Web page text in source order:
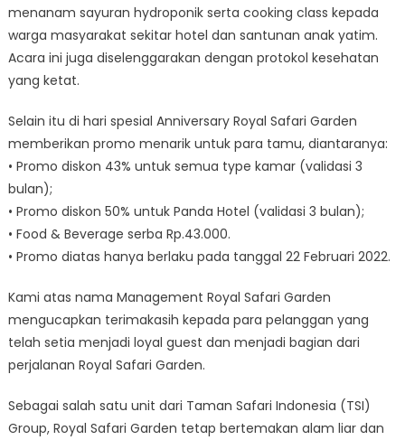
menanam sayuran hydroponik serta cooking class kepada
warga masyarakat sekitar hotel dan santunan anak yatim.
Acara ini juga diselenggarakan dengan protokol kesehatan
yang ketat.
Selain itu di hari spesial Anniversary Royal Safari Garden
memberikan promo menarik untuk para tamu, diantaranya:
• Promo diskon 43% untuk semua type kamar (validasi 3
bulan);
• Promo diskon 50% untuk Panda Hotel (validasi 3 bulan);
• Food & Beverage serba Rp.43.000.
• Promo diatas hanya berlaku pada tanggal 22 Februari 2022.
Kami atas nama Management Royal Safari Garden
mengucapkan terimakasih kepada para pelanggan yang
telah setia menjadi loyal guest dan menjadi bagian dari
perjalanan Royal Safari Garden.
Sebagai salah satu unit dari Taman Safari Indonesia (TSI)
Group, Royal Safari Garden tetap bertemakan alam liar dan